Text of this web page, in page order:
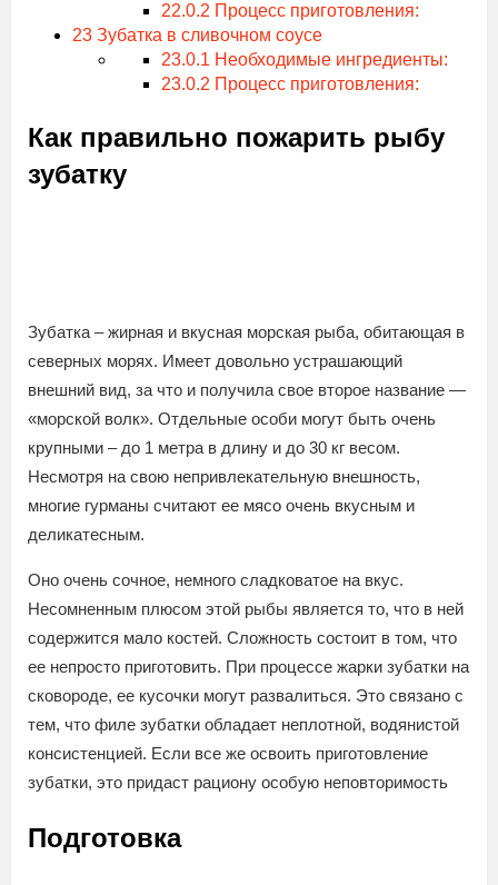
22.0.2 Процесс приготовления:
23 Зубатка в сливочном соусе
23.0.1 Необходимые ингредиенты:
23.0.2 Процесс приготовления:
Как правильно пожарить рыбу
зубатку
Зубатка – жирная и вкусная морская рыба, обитающая в
северных морях. Имеет довольно устрашающий
внешний вид, за что и получила свое второе название —
«морской волк». Отдельные особи могут быть очень
крупными – до 1 метра в длину и до 30 кг весом.
Несмотря на свою непривлекательную внешность,
многие гурманы считают ее мясо очень вкусным и
деликатесным.
Оно очень сочное, немного сладковатое на вкус.
Несомненным плюсом этой рыбы является то, что в ней
содержится мало костей. Сложность состоит в том, что
ее непросто приготовить. При процессе жарки зубатки на
сковороде, ее кусочки могут развалиться. Это связано с
тем, что филе зубатки обладает неплотной, водянистой
консистенцией. Если все же освоить приготовление
зубатки, это придаст рациону особую неповторимость
Подготовка